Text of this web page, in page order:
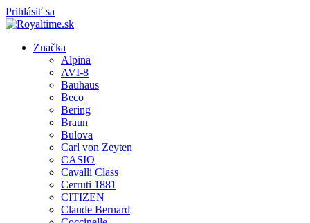
Prihlásiť sa
Značka
Alpina
AVI-8
Bauhaus
Beco
Bering
Braun
Bulova
Carl von Zeyten
CASIO
Cavalli Class
Cerruti 1881
CITIZEN
Claude Bernard